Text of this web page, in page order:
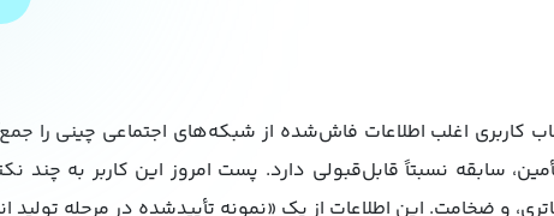
کاربری اغلب اطلاعات فاش‌شده از شبکه‌های اجتماعی چینی را
و ضخامت. این اطلاعات از یک «نمونه تأییدشده در مرحله تولید